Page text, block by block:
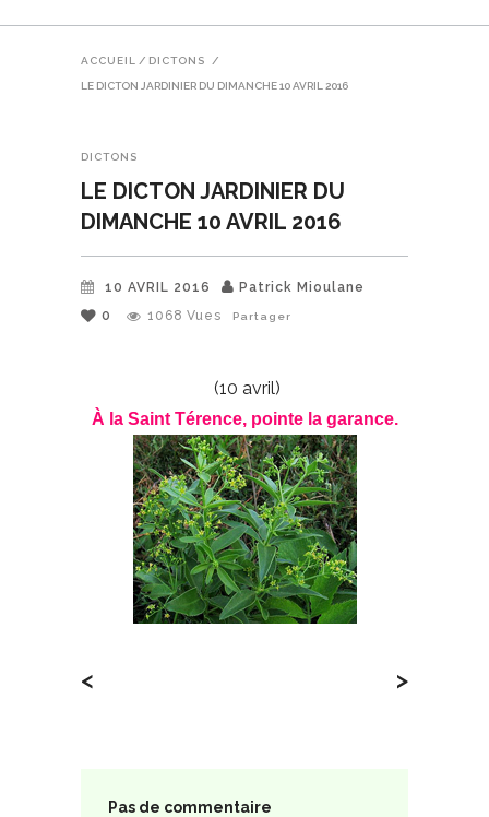
ACCUEIL / DICTONS /
LE DICTON JARDINIER DU DIMANCHE 10 AVRIL 2016
DICTONS
LE DICTON JARDINIER DU
DIMANCHE 10 AVRIL 2016
10 AVRIL 2016
Patrick Mioulane
0
1068 Vues Partager
(10 avril)
À la Saint Térence, pointe la garance.
< >
Pas de commentaire